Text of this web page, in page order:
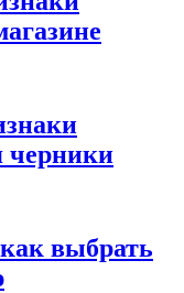
черники
выбрать